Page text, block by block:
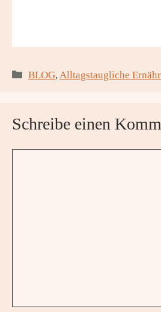
Kategorien
BLOG,Alltagstaugliche
Schreibe einen